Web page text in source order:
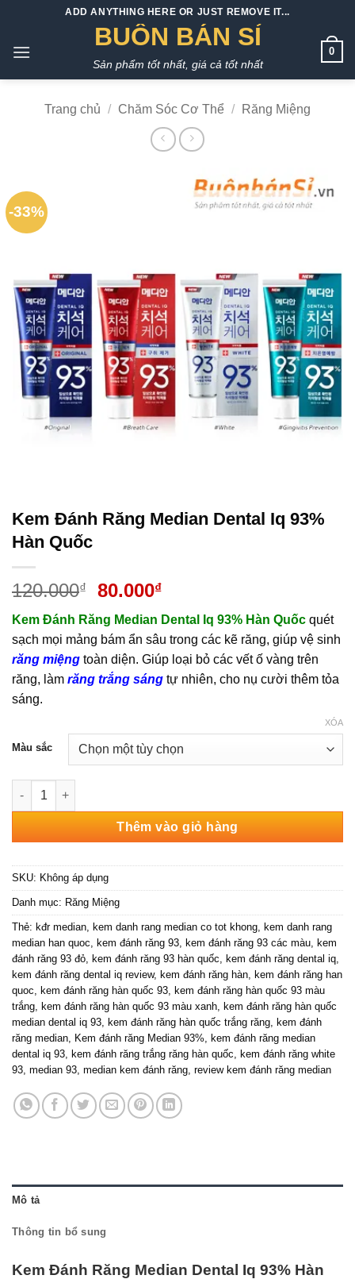
nội
ADD ANYTHING HERE OR JUST REMOVE IT...
BUÔN BÁN SỈ
Sản phẩm tốt nhất, giá cả tốt nhất
0
Trang chủ / Chăm Sóc Cơ Thể / Răng Miệng
-33%
Kem Đánh Răng Median Dental Iq 93%
Hàn Quốc
120.000₫
Giá
là:
120.000₫.
80.000₫Giá
tại
là:
80.000₫.
Kem Đánh Răng Median Dental Iq 93% Hàn Quốc quét
sạch mọi mảng bám ẩn sâu trong các kẽ răng, giúp vệ sinh
răng miệng toàn diện. Giúp loại bỏ các vết ố vàng trên
răng, làm răng trắng sáng tự nhiên, cho nụ cười thêm tỏa
sáng.
Màu sắc
XÓA
Kem Đánh Răng Median Dental Iq 93% Hàn Quốc số lượng
Thêm vào giỏ hàng
SKU: Không áp dụng
Danh mục: Răng Miệng
Thẻ: kđr median kem danh rang median co tot khong kem danh rang
median han quoc kem đánh răng 93 kem đánh răng 93 các màu kem
đánh răng 93 đỏ kem đánh răng 93 hàn quốc kem đánh răng dental iq
kem đánh răng dental iq review, kem đánh răng hàn kem đánh răng han
quoc kem đánh răng hàn quốc 93 kem đánh răng hàn quốc 93 màu
trắng kem đánh răng hàn quốc 93 màu xanh kem đánh răng hàn quốc
median dental iq 93 kem đánh răng hàn quốc trắng răng kem đánh
răng median Kem đánh răng Median 93% kem đánh răng median
dental iq 93 kem đánh răng trắng răng hàn quốc kem đánh răng white
93 median 93 median kem đánh răng review kem đánh răng median
Mô tả
Thông tin bổ sung
Kem Đánh Răng Median Dental Iq 93% Hàn